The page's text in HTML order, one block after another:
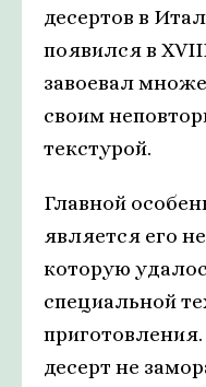
десертов в
появился в
завоевал
своим
текстурой.
Главной
является его
которую
специальной
десерт не